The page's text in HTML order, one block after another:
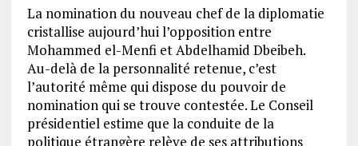
La nomination du nouveau chef de la diplomatie
cristallise aujourd’hui l’opposition entre
Mohammed el-Menfi et Abdelhamid Dbeibeh.
Au-delà de la personnalité retenue, c’est
l’autorité même qui dispose du pouvoir de
nomination qui se trouve contestée. Le Conseil
présidentiel estime que la conduite de la
politique étrangère relève de ses attributions